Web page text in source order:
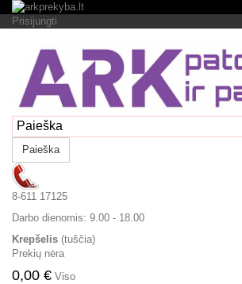
Prisijungti
Paieška
8-611 17125
Darbo dienomis: 9.00 - 18.00
Krepšelis (tuščia)
Prekių nėra
0,00 € Viso